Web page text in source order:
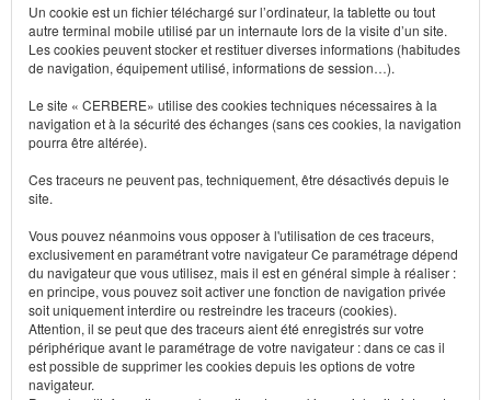
Un cookie est un fichier téléchargé sur l’ordinateur, la tablette ou tout
autre terminal mobile utilisé par un internaute lors de la visite d’un site.
Les cookies peuvent stocker et restituer diverses informations (habitudes
de navigation, équipement utilisé, informations de session…).
Le site « CERBERE» utilise des cookies techniques nécessaires à la
navigation et à la sécurité des échanges (sans ces cookies, la navigation
pourra être altérée).
Ces traceurs ne peuvent pas, techniquement, être désactivés depuis le
site.
Vous pouvez néanmoins vous opposer à l'utilisation de ces traceurs,
exclusivement en paramétrant votre navigateur Ce paramétrage dépend
du navigateur que vous utilisez, mais il est en général simple à réaliser :
en principe, vous pouvez soit activer une fonction de navigation privée
soit uniquement interdire ou restreindre les traceurs (cookies).
Attention, il se peut que des traceurs aient été enregistrés sur votre
périphérique avant le paramétrage de votre navigateur : dans ce cas il
est possible de supprimer les cookies depuis les options de votre
navigateur.